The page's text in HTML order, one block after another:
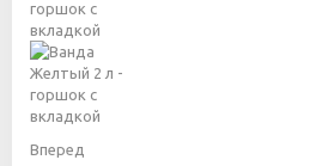
Вперед